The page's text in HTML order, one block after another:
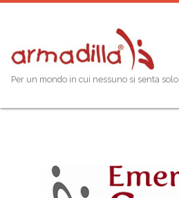
Per un mondo in cui nessuno si senta solo